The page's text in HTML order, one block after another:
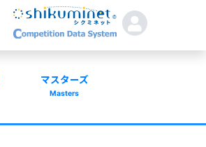
マスターズ
Masters